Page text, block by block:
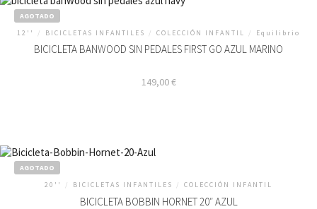
AGOTADO
12''
/ BICICLETAS INFANTILES / COLECCIÓN INFANTIL / Equilibrio
BICICLETA BANWOOD SIN PEDALES FIRST GO AZUL MARINO
149,00€
AGOTADO
20''
/ BICICLETAS INFANTILES / COLECCIÓN INFANTIL
BICICLETA BOBBIN HORNET 20″ AZUL